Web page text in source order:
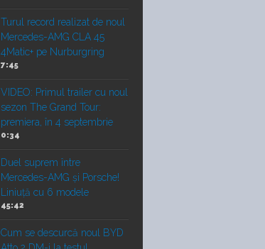
Turul record realizat de noul
Mercedes-AMG CLA 45
4Matic+ pe Nurburgring
7:45
VIDEO: Primul trailer cu noul
sezon The Grand Tour:
premiera, în 4 septembrie
0:34
Duel suprem între
Mercedes-AMG și Porsche!
Liniuță cu 6 modele
45:42
Cum se descurcă noul BYD